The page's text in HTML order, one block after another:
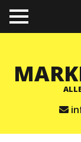
TO
GGL